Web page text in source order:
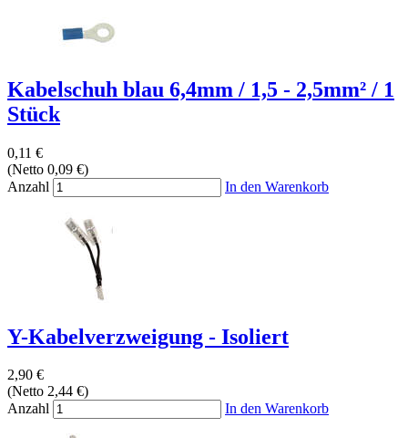
Kabelschuh blau 6,4mm / 1,5 - 2,5mm² / 1
Stück
0,11 €
(Netto 0,09 €)
Anzahl
In den Warenkorb
Y-Kabelverzweigung - Isoliert
2,90 €
(Netto 2,44 €)
Anzahl
In den Warenkorb